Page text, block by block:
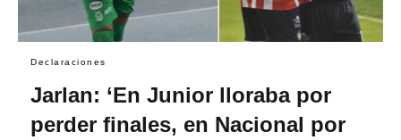
Declaraciones
Jarlan: ‘En Junior lloraba por
perder finales, en Nacional por